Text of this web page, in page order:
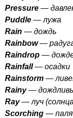
Pressure —
Puddle — лужа
Rain — дождь
Rainbow —
Raindrop —
Rainfall — осадки
Rainstorm —
Rainy —
Ray — луч
Scorching —